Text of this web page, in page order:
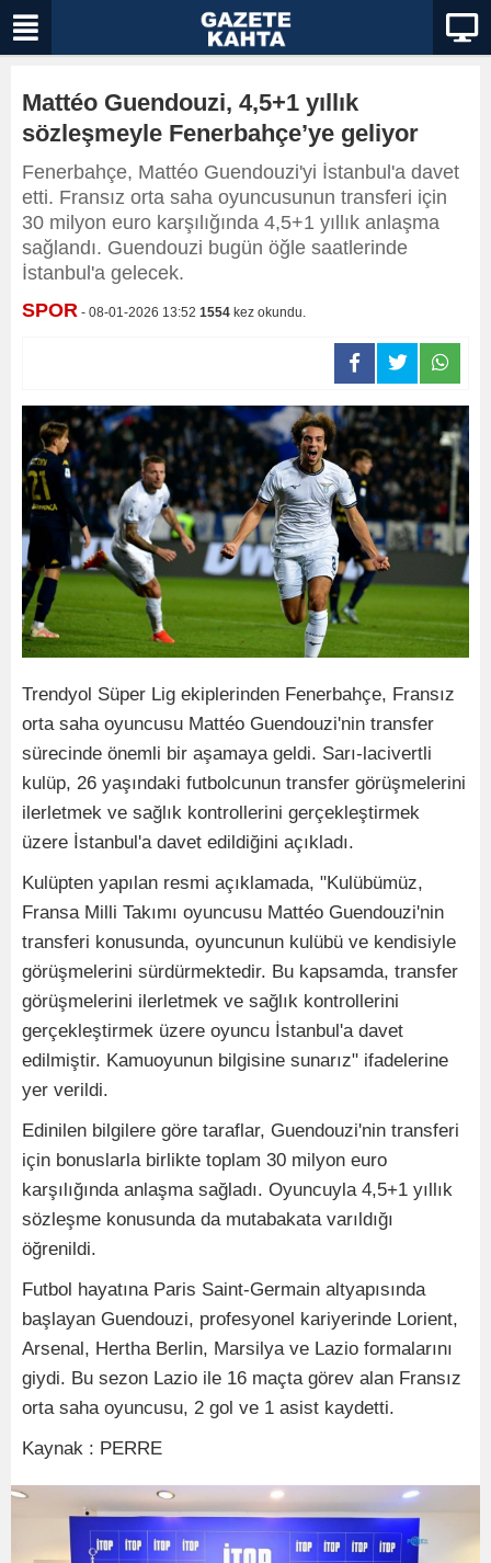
Mattéo Guendouzi, 4,5+1 yıllık
sözleşmeyle Fenerbahçe’ye geliyor
Fenerbahçe, Mattéo Guendouzi'yi İstanbul'a davet
etti. Fransız orta saha oyuncusunun transferi için
30 milyon euro karşılığında 4,5+1 yıllık anlaşma
sağlandı. Guendouzi bugün öğle saatlerinde
İstanbul'a gelecek.
SPOR - 08-01-2026 13:52 1554 kez okundu.
Trendyol Süper Lig ekiplerinden Fenerbahçe, Fransız
orta saha oyuncusu Mattéo Guendouzi'nin transfer
sürecinde önemli bir aşamaya geldi. Sarı-lacivertli
kulüp, 26 yaşındaki futbolcunun transfer görüşmelerini
ilerletmek ve sağlık kontrollerini gerçekleştirmek
üzere İstanbul'a davet edildiğini açıkladı.
Kulüpten yapılan resmi açıklamada, "Kulübümüz,
Fransa Milli Takımı oyuncusu Mattéo Guendouzi'nin
transferi konusunda, oyuncunun kulübü ve kendisiyle
görüşmelerini sürdürmektedir. Bu kapsamda, transfer
görüşmelerini ilerletmek ve sağlık kontrollerini
gerçekleştirmek üzere oyuncu İstanbul'a davet
edilmiştir. Kamuoyunun bilgisine sunarız" ifadelerine
yer verildi.
Edinilen bilgilere göre taraflar, Guendouzi'nin transferi
için bonuslarla birlikte toplam 30 milyon euro
karşılığında anlaşma sağladı. Oyuncuyla 4,5+1 yıllık
sözleşme konusunda da mutabakata varıldığı
öğrenildi.
Futbol hayatına Paris Saint-Germain altyapısında
başlayan Guendouzi, profesyonel kariyerinde Lorient,
Arsenal, Hertha Berlin, Marsilya ve Lazio formalarını
giydi. Bu sezon Lazio ile 16 maçta görev alan Fransız
orta saha oyuncusu, 2 gol ve 1 asist kaydetti.
Kaynak : PERRE